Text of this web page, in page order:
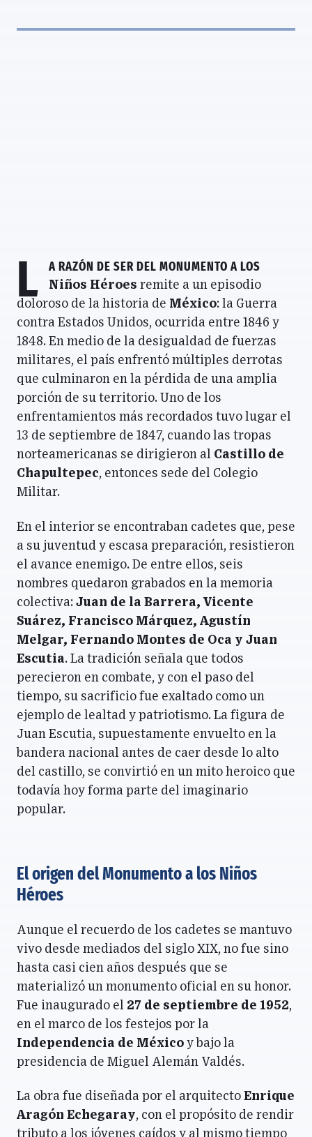
L a razón de ser delMonumento a los
Niños Héroes remite a un episodio
doloroso de la historia de México: la Guerra
contra Estados Unidos, ocurrida entre 1846 y
1848. En medio de la desigualdad de fuerzas
militares, el país enfrentó múltiples derrotas
que culminaron en la pérdida de una amplia
porción de su territorio. Uno de los
enfrentamientos más recordados tuvo lugar el
13 de septiembre de 1847, cuando las tropas
norteamericanas se dirigieron al Castillo de
Chapultepec, entonces sede del Colegio
Militar.
En el interior se encontraban cadetes que, pese
a su juventud y escasa preparación, resistieron
el avance enemigo. De entre ellos, seis
nombres quedaron grabados en la memoria
colectiva: Juan de la Barrera, Vicente
Suárez, Francisco Márquez, Agustín
Melgar, Fernando Montes de Oca y Juan
Escutia. La tradición señala que todos
perecieron en combate, y con el paso del
tiempo, su sacrificio fue exaltado como un
ejemplo de lealtad y patriotismo. La figura de
Juan Escutia, supuestamente envuelto en la
bandera nacional antes de caer desde lo alto
del castillo, se convirtió en un mito heroico que
todavía hoy forma parte del imaginario
popular.
El origen del Monumento a los Niños
Héroes
Aunque el recuerdo de los cadetes se mantuvo
vivo desde mediados del siglo XIX, no fue sino
hasta casi cien años después que se
materializó un monumento oficial en su honor.
Fue inaugurado el 27 de septiembre de 1952,
en el marco de los festejos por la
Independencia de México y bajo la
presidencia de Miguel Alemán Valdés.
La obra fue diseñada por el arquitecto Enrique
Aragón Echegaray, con el propósito de rendir
tributo a los jóvenes caídos y al mismo tiempo